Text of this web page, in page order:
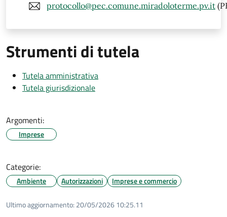
protocollo@pec.comune.miradoloterme.pv.it
Strumenti di tutela
Tutela amministrativa
Tutela giurisdizionale
Argomenti:
Imprese
Categorie:
Ambiente Autorizzazioni Imprese e commercio
Ultimo aggiornamento: 20/05/2026 10:25.11